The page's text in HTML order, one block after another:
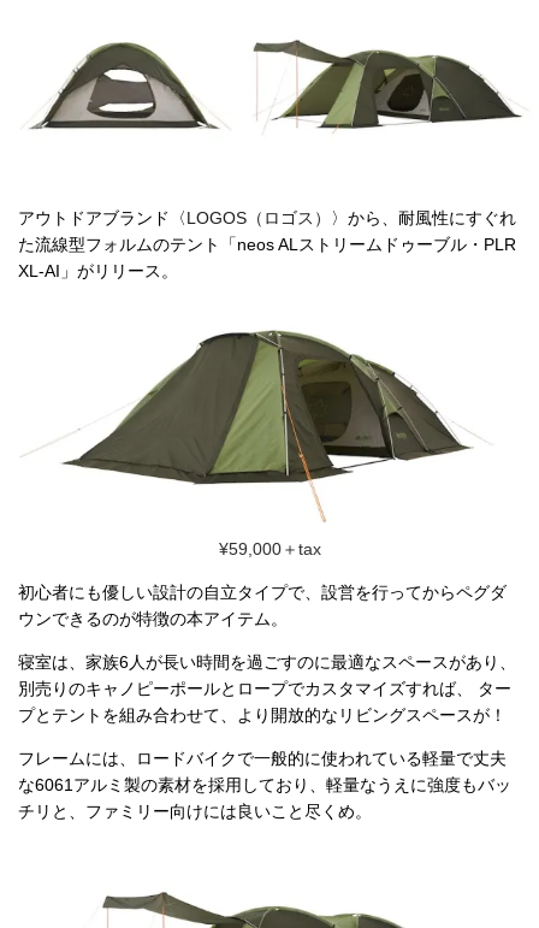
アウトドアブランド〈LOGOS（ロゴス）
〉から、耐風性にすぐれ
た流線型フォルムのテント「neos ALストリームドゥーブル・PLR
XL-AI」がリリース。
¥59,000＋tax
初心者にも優しい設計の自立タイプで、設営を行ってからペグダ
ウンできるのが特徴の本アイテム。
寝室は、家族6人が長い時間を過ごすのに最適なスペースがあり、
別売りのキャノピーポールとロープでカスタマイズすれば、 ター
プとテントを組み合わせて、より開放的なリビングスペースが！
フレームには、ロードバイクで一般的に使われている軽量で丈夫
な6061アルミ製の素材を採用しており、軽量なうえに強度もバッ
チリと、ファミリー向けには良いこと尽くめ。